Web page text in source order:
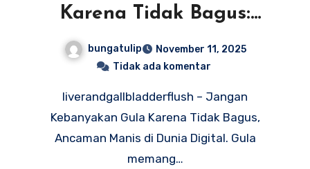
Karena Tidak Bagus:
Ancaman Manis di Dunia
Digital
bungatulip
November 11, 2025
Tidak ada komentar
liverandgallbladderflush – Jangan
Kebanyakan Gula Karena Tidak Bagus,
Ancaman Manis di Dunia Digital. Gula
memang…